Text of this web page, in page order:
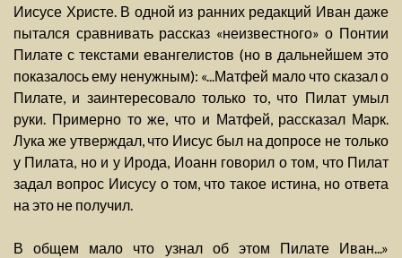
Иисусе Христе. В одной из ранних редакций Иван даже
пытался сравнивать рассказ «неизвестного» о Понтии
Пилате с текстами евангелистов (но в дальнейшем это
показалось ему ненужным): «...Матфей мало что сказал о
Пилате, и заинтересовало только то, что Пилат умыл
руки. Примерно то же, что и Матфей, рассказал Марк.
Лука же утверждал, что Иисус был на допросе не только
у Пилата, но и у Ирода, Иоанн говорил о том, что Пилат
задал вопрос Иисусу о том, что такое истина, но ответа
на это не получил.
В общем мало что узнал об этом Пилате Иван...»